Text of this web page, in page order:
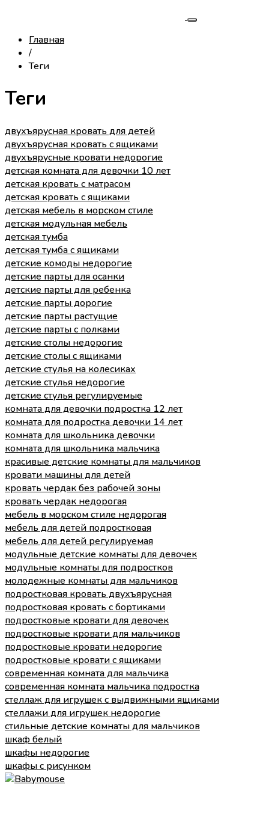
Главная
/
Теги
Теги
двухъярусная кровать для детей
двухъярусная кровать с ящиками
двухъярусные кровати недорогие
детская комната для девочки 10 лет
детская кровать с матрасом
детская кровать с ящиками
детская мебель в морском стиле
детская модульная мебель
детская тумба
детская тумба с ящиками
детские комоды недорогие
детские парты для осанки
детские парты для ребенка
детские парты дорогие
детские парты растущие
детские парты с полками
детские столы недорогие
детские столы с ящиками
детские стулья на колесиках
детские стулья недорогие
детские стулья регулируемые
комната для девочки подростка 12 лет
комната для подростка девочки 14 лет
комната для школьника девочки
комната для школьника мальчика
красивые детские комнаты для мальчиков
кровати машины для детей
кровать чердак без рабочей зоны
кровать чердак недорогая
мебель в морском стиле недорогая
мебель для детей подростковая
мебель для детей регулируемая
модульные детские комнаты для девочек
модульные комнаты для подростков
молодежные комнаты для мальчиков
подростковая кровать двухъярусная
подростковая кровать с бортиками
подростковые кровати для девочек
подростковые кровати для мальчиков
подростковые кровати недорогие
подростковые кровати с ящиками
современная комната для мальчика
современная комната мальчика подростка
стеллаж для игрушек с выдвижными ящиками
стеллажи для игрушек недорогие
стильные детские комнаты для мальчиков
шкаф белый
шкафы недорогие
шкафы с рисунком